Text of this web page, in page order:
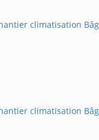
climatisation
climatisation